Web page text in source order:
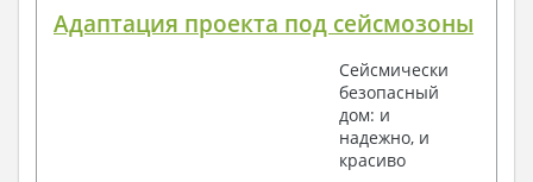
Адаптация проекта под сейсмозоны
Сейсмически
безопасный
дом: и
надежно, и
красиво